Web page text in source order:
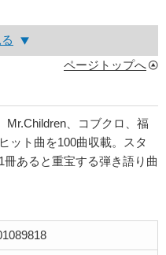
ページトップへ
Mr.Children、コブクロ、福
ット曲を100曲収載。スタ
あると重宝する弾き語り曲